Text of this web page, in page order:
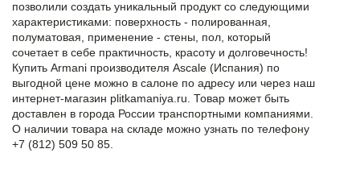
позволили создать уникальный продукт со следующими
характеристиками: поверхность - полированная,
полуматовая, применение - стены, пол, который
сочетает в себе практичность, красоту и долговечность!
Купить Armani производителя Ascale (Испания) по
выгодной цене можно в салоне по адресу или через наш
интернет-магазин plitkamaniya.ru. Товар может быть
доставлен в города России транспортными компаниями.
О наличии товара на складе можно узнать по телефону
+7 (812) 509 50 85.